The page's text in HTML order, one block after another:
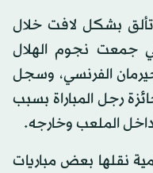
تألق بشكل لافت خلال
جمعت نجوم الهلال
الفرنسي، وسجل
رجل المباراة بسبب
داخل الملعب وخارجه.
نقلها بعض مباريات